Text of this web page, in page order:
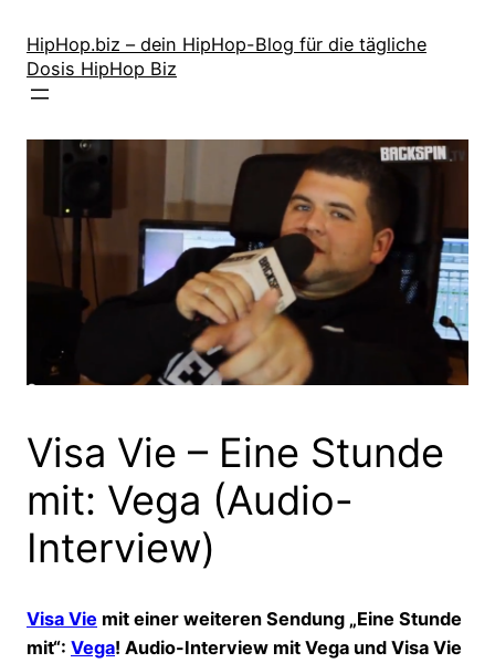
Inhalt
springen
HipHop.biz – dein HipHop-Blog für die tägliche
Dosis HipHop Biz
Visa Vie – Eine Stunde
mit: Vega (Audio-
Interview)
Visa Vie mit einer weiteren Sendung „Eine Stunde
mit“: Vega! Audio-Interview mit Vega und Visa Vie